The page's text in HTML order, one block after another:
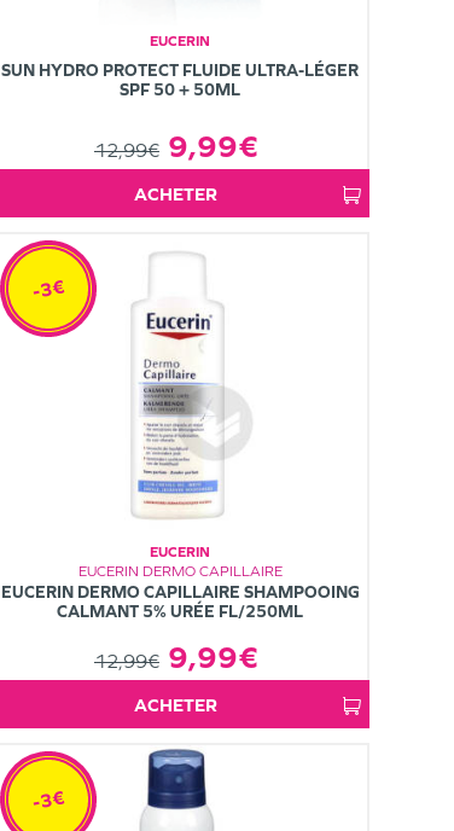
EUCERIN
SUN HYDRO PROTECT FLUIDE ULTRA-LÉGER
SPF 50 + 50ML
12,99€ 9,99€
ACHETER
EUCERIN
EUCERIN DERMO CAPILLAIRE
EUCERIN DERMO CAPILLAIRE SHAMPOOING
CALMANT 5% URÉE FL/250ML
12,99€ 9,99€
-3€
ACHETER
-3€